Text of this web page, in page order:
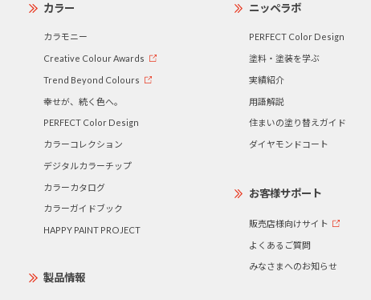
カラー
カラモニー
Creative Colour Awards
Trend Beyond Colours
幸せが、続く色へ。
PERFECT Color Design
カラーコレクション
デジタルカラーチップ
カラーカタログ
カラーガイドブック
HAPPY PAINT PROJECT
製品情報
ニッペラボ
PERFECT Color Design
塗料・塗装を学ぶ
実績紹介
用語解説
住まいの塗り替えガイド
ダイヤモンドコート
お客様サポート
販売店様向けサイト
よくあるご質問
みなさまへのお知らせ